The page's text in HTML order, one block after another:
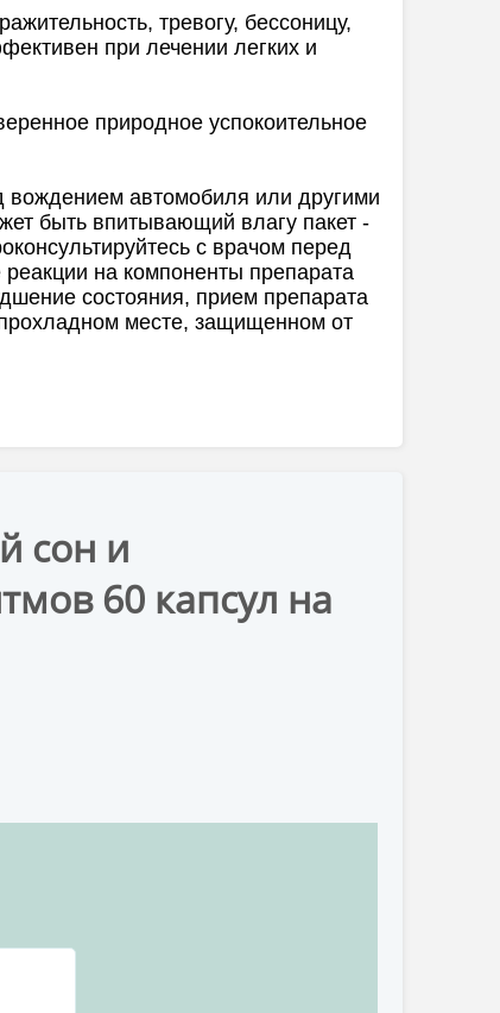
тревогу, бессоницу,
при лечении легких и
природное успокоительное
вождением автомобиля или другими
быть впитывающий влагу пакет -
с врачом перед
на компоненты препарата
состояния, прием препарата
месте, защищенном от
сон и
60 капсул на